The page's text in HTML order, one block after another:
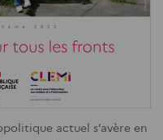
actuel s’avère en